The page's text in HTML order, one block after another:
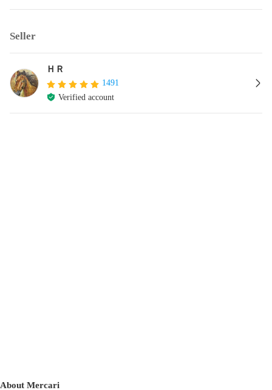
Seller
ＨＲ
1491
Verified account
About Mercari